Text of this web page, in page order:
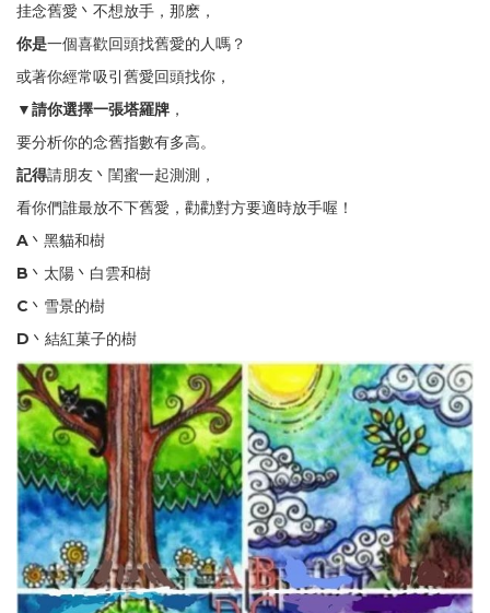
挂念舊愛丶不想放手，那麽，
你是一個喜歡回頭找舊愛的人嗎？
或著你經常吸引舊愛回頭找你，
▼請你選擇一張塔羅牌 ，
要分析你的念舊指數有多高。
記得請朋友丶閨蜜一起測測，
看你們誰最放不下舊愛，勸勸對方要適時放手喔！
A 丶黑貓和樹
B 丶太陽丶白雲和樹
C 丶雪景的樹
D 丶結紅菓子的樹